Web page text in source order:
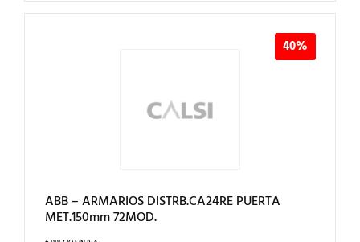
40%
ABB – ARMARIOS DISTRB.CA24RE PUERTA
MET.150mm 72MOD.